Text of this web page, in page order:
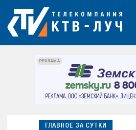
РЕКЛАМА
ГЛАВНОЕ ЗА СУТКИ